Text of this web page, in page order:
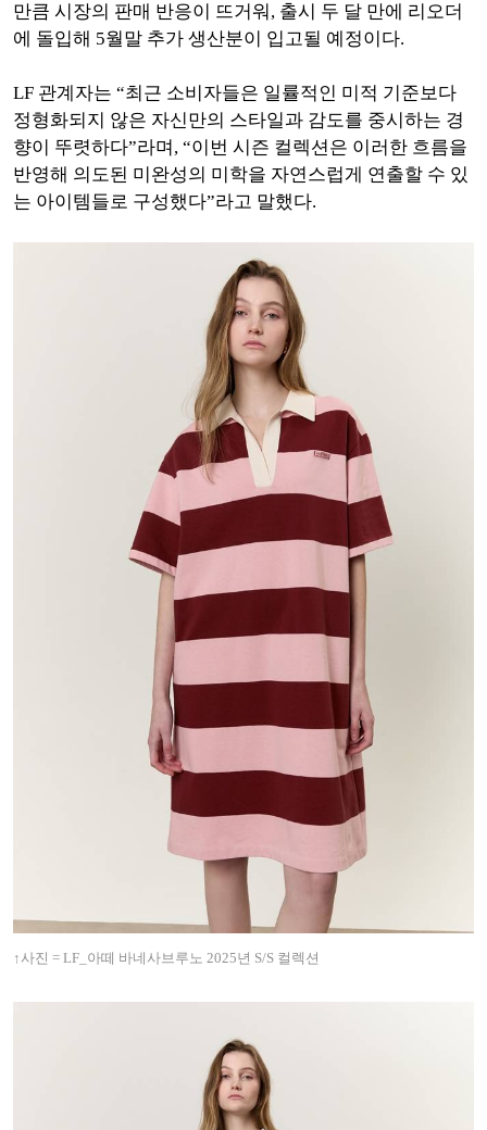
만큼 시장의 판매 반응이 뜨거워, 출시 두 달 만에 리오더
에 돌입해 5월말 추가 생산분이 입고될 예정이다.
LF 관계자는 “최근 소비자들은 일률적인 미적 기준보다
정형화되지 않은 자신만의 스타일과 감도를 중시하는 경
향이 뚜렷하다”라며, “이번 시즌 컬렉션은 이러한 흐름을
반영해 의도된 미완성의 미학을 자연스럽게 연출할 수 있
는 아이템들로 구성했다”라고 말했다.
↑사진 = LF_아떼 바네사브루노 2025년 S/S 컬렉션